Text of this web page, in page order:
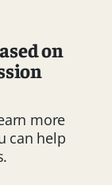
on
more
can help